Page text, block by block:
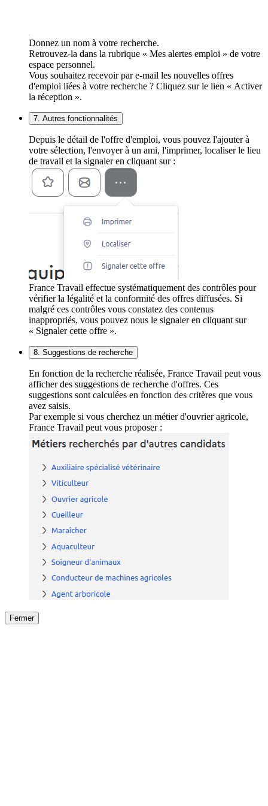
Donnez un nom à votre recherche.
Retrouvez-la dans la rubrique « Mes alertes emploi » de votre
espace personnel.
Vous souhaitez recevoir par e-mail les nouvelles offres
d'emploi liées à votre recherche ? Cliquez sur le lien « Activer
la réception ».
7. Autres fonctionnalités
Depuis le détail de l'offre d'emploi, vous pouvez l'ajouter à
votre sélection, l'envoyer à un ami, l'imprimer, localiser le lieu
de travail et la signaler en cliquant sur :
France Travail effectue systématiquement des contrôles pour
vérifier la légalité et la conformité des offres diffusées. Si
malgré ces contrôles vous constatez des contenus
inappropriés, vous pouvez nous le signaler en cliquant sur
« Signaler cette offre ».
8. Suggestions de recherche
En fonction de la recherche réalisée, France Travail peut vous
afficher des suggestions de recherche d'offres. Ces
suggestions sont calculées en fonction des critères que vous
avez saisis.
Par exemple si vous cherchez un métier d'ouvrier agricole,
France Travail peut vous proposer :
Fermer